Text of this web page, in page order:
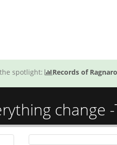
spotlight: Records of
change